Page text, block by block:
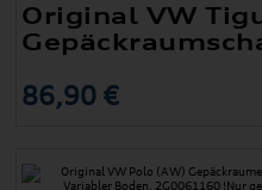
Original VW
86,90 €